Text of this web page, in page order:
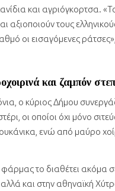
και αγριόγκορτσα.
αξιοποιούν τους
οι εισαγόμενες
και ζαμπόν
ο κύριος Δήμου
οι οποίοι όχι μόνο
ενώ από μαύρο
το διαθέτει ακόμα
και στην αθηναϊκή